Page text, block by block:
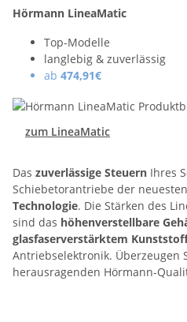
Hörmann LineaMatic
Top-Modelle
langlebig & zuverlässig
ab 474,91€
zum LineaMatic
Das zuverlässige Steuern Ihres
Schiebetorantriebe der
Technologie. Die Stärken des
sind das höhenverstellbare
glasfaserverstärktem
Antriebselektronik. Überzeugen
herausragenden Hörmann-